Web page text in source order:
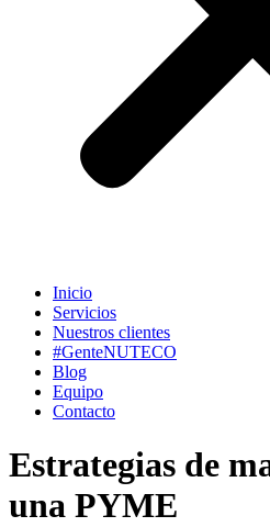
Inicio
Servicios
Nuestros clientes
#GenteNUTECO
Blog
Equipo
Contacto
Estrategias de
una PYME